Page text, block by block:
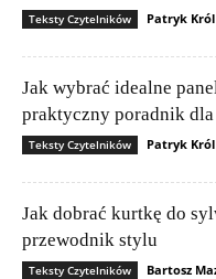
Teksty Czytelników Patryk Król
Jak wybrać idealne
praktyczny poradnik
Teksty Czytelników Patryk Król
Jak dobrać kurtkę do
przewodnik stylu
Teksty Czytelników Bartosz